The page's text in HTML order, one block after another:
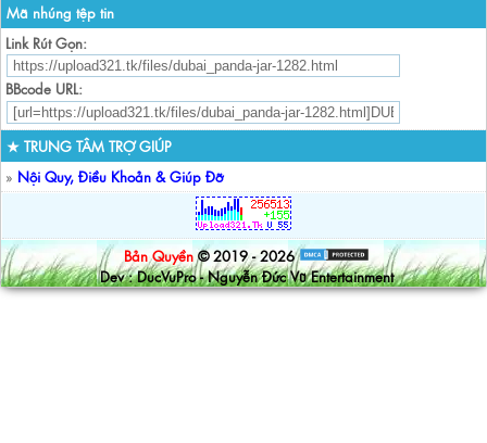
Mã nhúng tệp tin
Link Rút Gọn:
BBcode URL:
★ TRUNG TÂM TRỢ GIÚP
» Nội Quy, Điều Khoản & Giúp Đỡ
Bản Quyền © 2019 - 2026
Dev : DucVuPro - Nguyễn Đức Vũ Entertainment